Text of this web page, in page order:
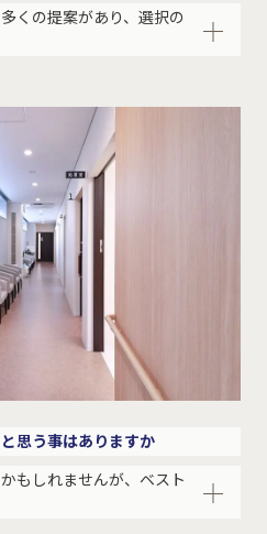
くの提案があり、選択の
思う事はありますか
もしれませんが、ベスト